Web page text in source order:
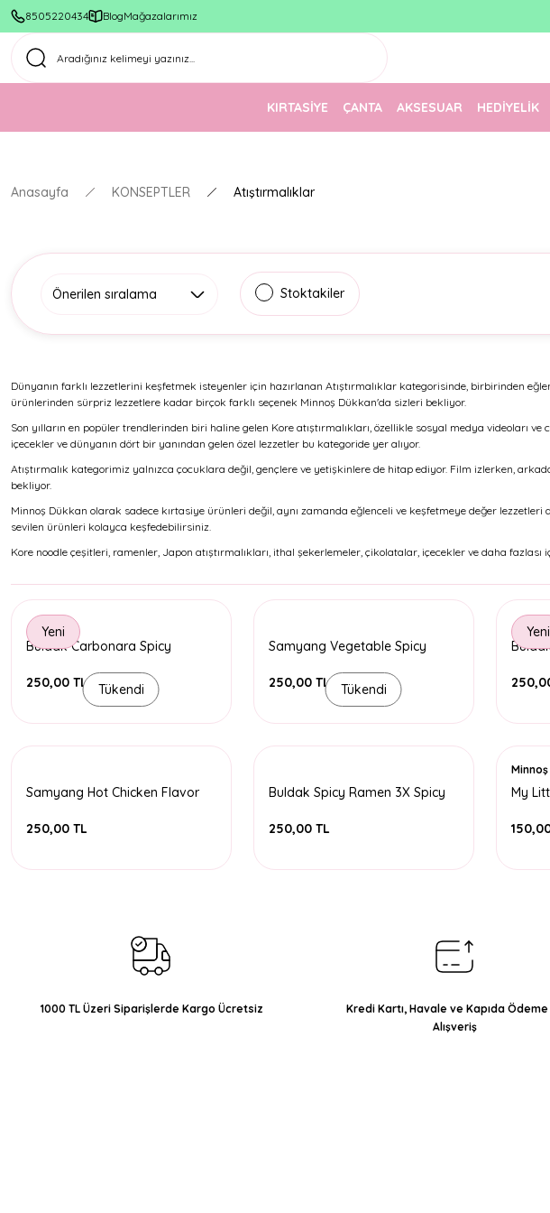
8505220434 BlogMağazalarımız
KIRTASİYE ÇANTA AKSESUAR HEDİYELİK
Anasayfa KONSEPTLER Atıştırmalıklar
Stoktakiler
Dünyanın farklı lezzetlerini keşfetmek isteyenler için hazırlanan Atıştırmalıklar kategorisinde, birbirinden
ürünlerinden sürpriz lezzetlere kadar birçok farklı seçenek Minnoş Dükkan'da sizleri bekliyor.
Son yılların en popüler trendlerinden biri haline gelen Kore atıştırmalıkları, özellikle sosyal medya
içecekler ve dünyanın dört bir yanından gelen özel lezzetler bu kategoride yer alıyor.
Atıştırmalık kategorimiz yalnızca çocuklara değil, gençlere ve yetişkinlere de hitap ediyor. Film izlerken,
bekliyor.
Minnoş Dükkan olarak sadece kırtasiye ürünleri değil, aynı zamanda eğlenceli ve keşfetmeye değer
sevilen ürünleri kolayca keşfedebilirsiniz.
Kore noodle çeşitleri, ramenler, Japon atıştırmalıkları, ithal şekerlemeler, çikolatalar, içecekler ve daha
Yeni
Buldak Carbonara Spicy
250,00 TL
Samyang Vegetable Spicy
250,00 TL
Yeni
Tükendi
Samyang Hot Chicken Flavor
Sauce
250,00 TL
Tükendi
Buldak Spicy Ramen 3X Spicy
250,00 TL
My
1000 TL Üzeri Siparişlerde Kargo Ücretsiz
Kredi Kartı, Havale ve Kapıda Ödeme
Alışveriş